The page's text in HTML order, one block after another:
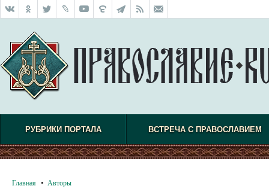
РУБРИКИ ПОРТАЛА ВСТРЕЧА С ПРАВОСЛАВИЕМ
Главная Авторы